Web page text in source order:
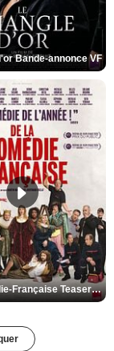
Bande-annonce VF
De la Comédie-Française Teaser VF